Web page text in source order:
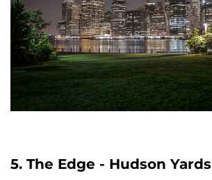
5. The Edge - Hudson Yards